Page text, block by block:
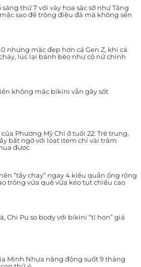
thứ 7 với váy hoa sặc sỡ như Tăng
sao để trông điệu đà mà không sến
nhưng mặc đẹp hơn cả Gen Z, khi cá
lúc lại bánh bèo như cô nữ chính
không mặc bikini vẫn gây sốt
Phương Mỹ Chi ở tuổi 22: Trẻ trung,
bất ngờ với loạt item chỉ vài trăm
được
“tẩy chay” ngay 4 kiểu quần ống rộng
trông vừa quê vừa kéo tụt chiều cao
Chi Pu so body với bikini “tí hon” giá
Minh Nhựa năng động suốt 9 tháng